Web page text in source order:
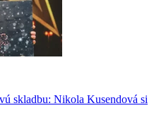
skladbu: Nikola Kusendová si